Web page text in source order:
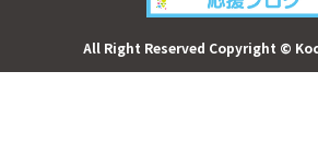
All Right Reserved Copyright ©